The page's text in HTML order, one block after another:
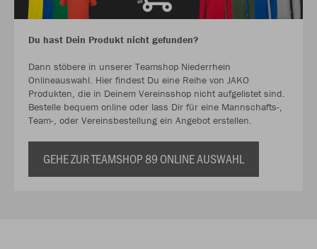
Du hast Dein Produkt nicht gefunden?
Dann stöbere in unserer Teamshop Niederrhein
Onlineauswahl. Hier findest Du eine Reihe von JAKO
Produkten, die in Deinem Vereinsshop nicht aufgelistet sind.
Bestelle bequem online oder lass Dir für eine Mannschafts-,
Team-, oder Vereinsbestellung ein Angebot erstellen.
GEHE ZUR TEAMSHOP 89 ONLINE AUSWAHL